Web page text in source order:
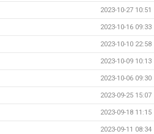
2023-10-27 10:51
2023-10-16 09:33
2023-10-10 22:58
2023-10-09 10:13
2023-10-06 09:30
2023-09-25 15:07
2023-09-18 11:15
2023-09-11 08:34